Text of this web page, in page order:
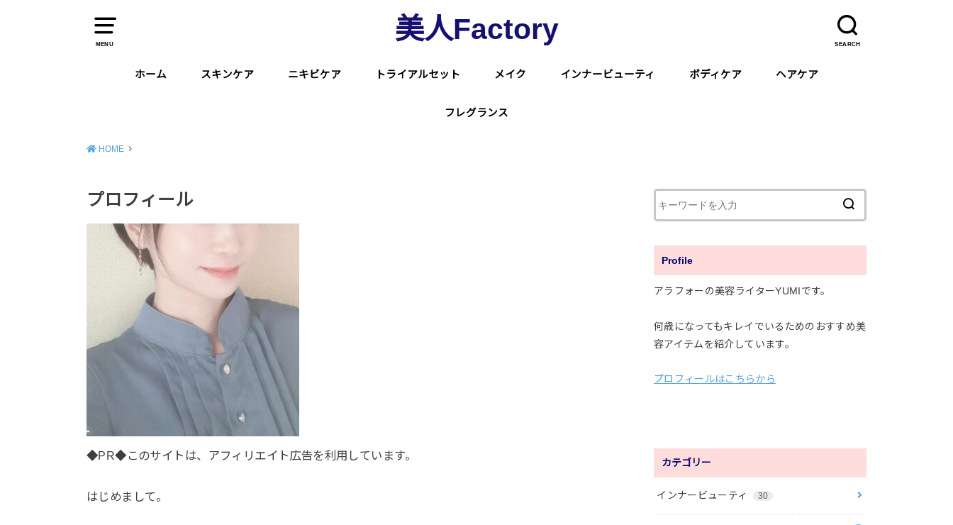
MENU SEARCH
美人Factory
ホーム スキンケア ニキビケア トライアルセット
ライフスタイル
メイク
ファンデーション
リップクリーム・口紅
日焼け止め・化粧下地
インナービューティ ボディケア ヘアケア
フレグランス
HOME
プロフィール
◆PR◆このサイトは、アフィリエイト広告を利用しています。
はじめまして。
Profile
アラフォーの美容ライターYUMIです。
何歳になってもキレイでいるためのおすすめ美
容アイテムを紹介しています。
プロフィールはこちらから
カテゴリー
インナービューティ 30